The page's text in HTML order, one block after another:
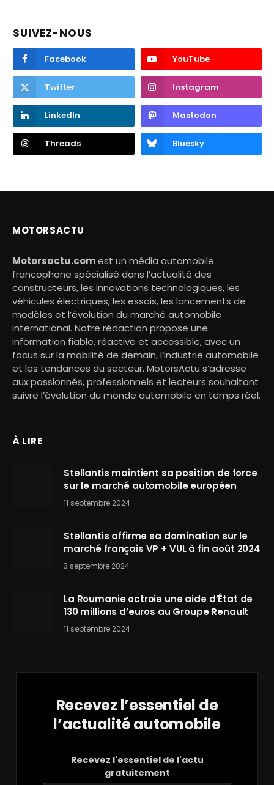
SUIVEZ-NOUS
Facebook YouTube
Twitter Instagram
LinkedIn Mastodon
Threads Bluesky
MOTORSACTU
Motorsactu.comest un média automobile
francophone spécialisé dans l’actualité des
constructeurs, les innovations technologiques, les
véhicules électriques, les essais, les lancements de
modèles et l’évolution du marché automobile
international. Notre rédaction propose une
information fiable, réactive et accessible, avec un
focus sur la mobilité de demain, l’industrie automobile
et les tendances du secteur. MotorsActu s’adresse
aux passionnés, professionnels et lecteurs souhaitant
suivre l’évolution du monde automobile en temps réel.
À LIRE
Stellantis maintient sa position de force
sur le marché automobile européen
11 septembre 2024
Stellantis affirme sa domination sur le
marché français VP + VUL à fin août 2024
3 septembre 2024
La Roumanie octroie une aide d’État de
130 millions d’euros au Groupe Renault
11 septembre 2024
Recevez l’essentiel de
l’actualité automobile
Recevez l'essentiel de l'actu
gratuitement